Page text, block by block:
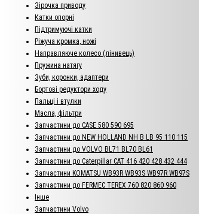
Зірочка приводу
Катки опорні
Підтримуючі катки
Ріжуча кромка, ножі
Направляюче колесо (лінивець)
Пружина натягу
Зуби, коронки, адаптери
Бортові редуктори ходу
Пальці і втулки
Масла, фільтри
Запчастини до CASE 580 590 695
Запчастини до NEW HOLLAND NH B LB 95 110 115
Запчастини до VOLVO BL71 BL70 BL61
Запчастини до Caterpillar CAT 416 420 428 432 444
Запчастини KOMATSU WB93R WB93S WB97R WB97S
Запчастини до FERMEC TEREX 760 820 860 960
Інше
Запчастини Volvo